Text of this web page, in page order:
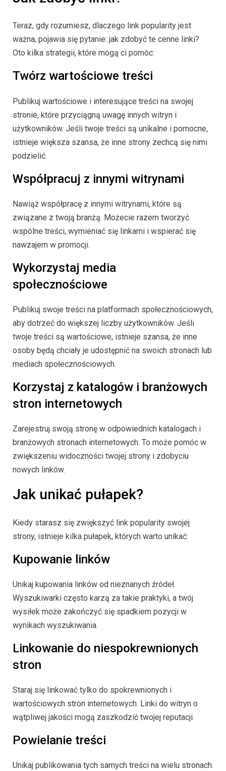
Teraz, gdy rozumiesz, dlaczego link popularity jest
ważna, pojawia się pytanie: jak zdobyć te cenne linki?
Oto kilka strategii, które mogą ci pomóc:
Twórz wartościowe treści
Publikuj wartościowe i interesujące treści na swojej
stronie, które przyciągną uwagę innych witryn i
użytkowników. Jeśli twoje treści są unikalne i pomocne,
istnieje większa szansa, że inne strony zechcą się nimi
podzielić.
Współpracuj z innymi witrynami
Nawiąż współpracę z innymi witrynami, które są
związane z twoją branżą. Możecie razem tworzyć
wspólne treści, wymieniać się linkami i wspierać się
nawzajem w promocji.
Wykorzystaj media
społecznościowe
Publikuj swoje treści na platformach społecznościowych,
aby dotrzeć do większej liczby użytkowników. Jeśli
twoje treści są wartościowe, istnieje szansa, że inne
osoby będą chciały je udostępnić na swoich stronach lub
mediach społecznościowych.
Korzystaj z katalogów i branżowych
stron internetowych
Zarejestruj swoją stronę w odpowiednich katalogach i
branżowych stronach internetowych. To może pomóc w
zwiększeniu widoczności twojej strony i zdobyciu
nowych linków.
Jak unikać pułapek?
Kiedy starasz się zwiększyć link popularity swojej
strony, istnieje kilka pułapek, których warto unikać:
Kupowanie linków
Unikaj kupowania linków od nieznanych źródeł.
Wyszukiwarki często karzą za takie praktyki, a twój
wysiłek może zakończyć się spadkiem pozycji w
wynikach wyszukiwania.
Linkowanie do niespokrewnionych
stron
Staraj się linkować tylko do spokrewnionych i
wartościowych stron internetowych. Linki do witryn o
wątpliwej jakości mogą zaszkodzić twojej reputacji.
Powielanie treści
Unikaj publikowania tych samych treści na wielu stronach.